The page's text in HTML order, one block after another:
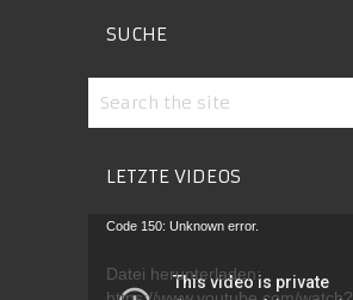
SUCHE
LETZTE VIDEOS
Video-
Code 150: Unknown error.
Datei herunterladen: